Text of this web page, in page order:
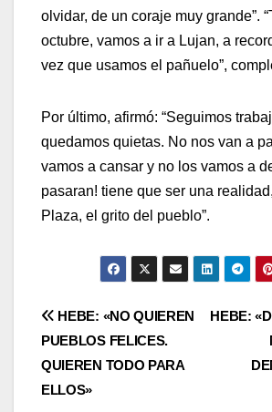
olvidar, de un coraje muy grande”.
octubre, vamos a ir a Lujan, a
vez que usamos el pañuelo”,
Por último, afirmó: “Seguimos
quedamos quietas. No nos van a
vamos a cansar y no los vamos a
pasaran! tiene que ser una
Plaza, el grito del pueblo”.
Navegación
de
entradas
HEBE:
HEBE: «NO QUIEREN
PUEBLOS FELICES.
QUIEREN TODO PARA
ELLOS»